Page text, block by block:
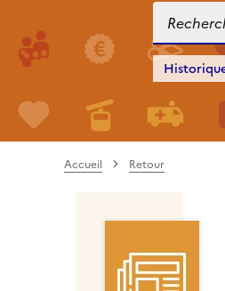
Accueil Retour